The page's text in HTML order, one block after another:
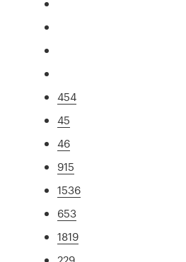
454
45
46
915
1536
653
1819